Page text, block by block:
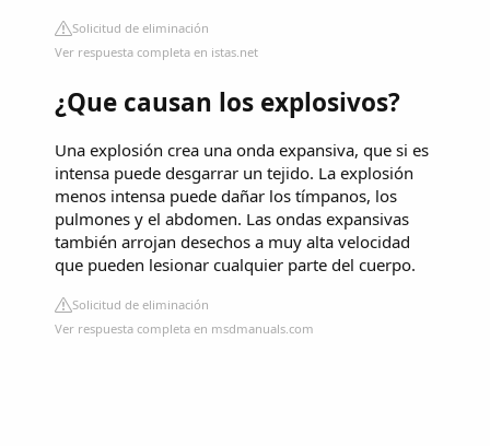
Solicitud de eliminación
Ver respuesta completa en istas.net
¿Que causan los explosivos?
Una explosión crea una onda expansiva, que si es
intensa puede desgarrar un tejido. La explosión
menos intensa puede dañar los tímpanos, los
pulmones y el abdomen. Las ondas expansivas
también arrojan desechos a muy alta velocidad
que pueden lesionar cualquier parte del cuerpo.
Solicitud de eliminación
Ver respuesta completa en msdmanuals.com